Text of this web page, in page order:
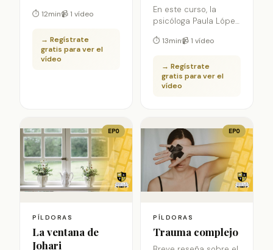
algún cambio pero
que nada cambie y
aparecen muchas
resistencias que
⏱ 12min📹 1 vídeo
→ Regístrate
gratis para ver el
vídeo
En este curso, la
psicóloga Paula López
mundo de los duelos
desautorizados ¿Son
lo mismo?
⏱ 13min📹 1 vídeo
→ Regístrate
gratis para ver el
vídeo
EPO
PÍLDORAS
La ventana de
Johari
EPO
PÍLDORAS
Trauma complejo